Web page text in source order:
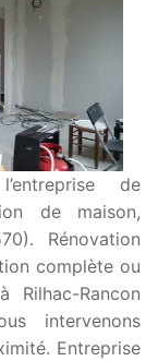
de
de maison,
Rénovation
complète ou
Rancon
intervenons
Entreprise